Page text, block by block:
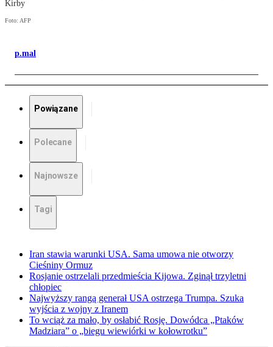
Kirby
Foto: AFP
p.mal
Powiązane
Polecane
Najnowsze
Tagi
Iran stawia warunki USA. Sama umowa nie otworzy
Cieśniny Ormuz
Rosjanie ostrzelali przedmieścia Kijowa. Zginął trzyletni
chłopiec
Najwyższy rangą generał USA ostrzega Trumpa. Szuka
wyjścia z wojny z Iranem
To wciąż za mało, by osłabić Rosję. Dowódca „Ptaków
Madziara” o „biegu wiewiórki w kołowrotku”